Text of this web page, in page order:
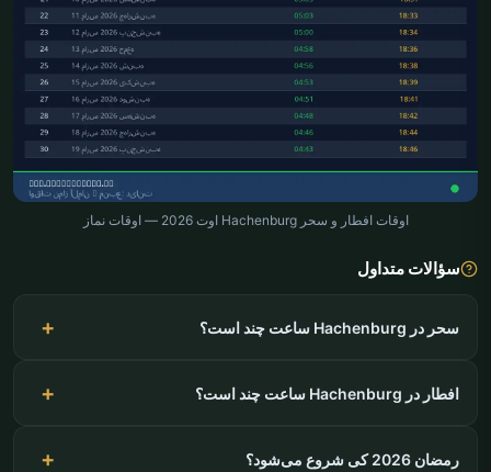
اوقات افطار و سحر Hachenburg اوت 2026 — اوقات نماز
سؤالات متداول
سحر در Hachenburg ساعت چند است؟
افطار در Hachenburg ساعت چند است؟
رمضان 2026 کی شروع می‌شود؟